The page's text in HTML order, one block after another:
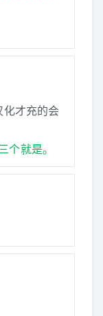
化才充的会
个就是。